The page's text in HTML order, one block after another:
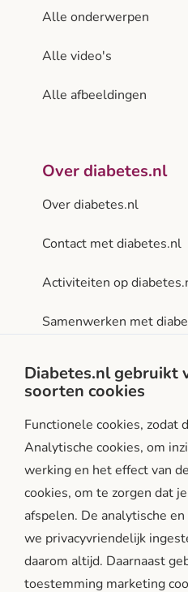
Alle onderwerpen
Alle video's
Alle afbeeldingen
Over diabetes.nl
Over diabetes.nl
Contact met diabetes.nl
Activiteiten op
Samenwerken met
diabetes.nl is een
Diabetes.nl gebruikt
soorten cookies
Functionele cookies, zodat
Analytische cookies, om
werking en het effect van
cookies, om te zorgen dat
afspelen. De analytische
we privacyvriendelijk
daarom altijd. Daarnaast
toestemming marketing